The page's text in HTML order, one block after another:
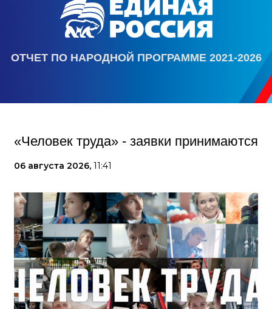
ОТЧЕТ ПО НАРОДНОЙ ПРОГРАММЕ 2021-2026
«Человек труда» - заявки принимаются
06 августа 2026, 11:41